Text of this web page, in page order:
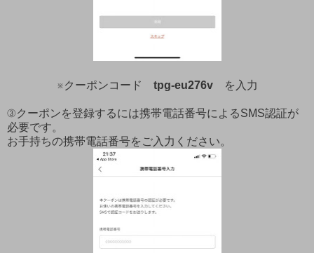
※クーポンコード tpg-eu276vを入力
③クーポンを登録するには携帯電話番号によるSMS認証が
必要です。
お手持ちの携帯電話番号をご入力ください。